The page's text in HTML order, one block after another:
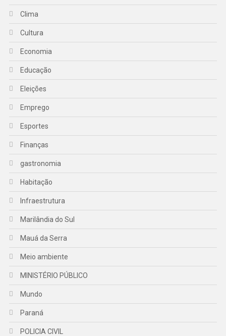
Clima
Cultura
Economia
Educação
Eleições
Emprego
Esportes
Finanças
gastronomia
Habitação
Infraestrutura
Marilândia do Sul
Mauá da Serra
Meio ambiente
MINISTÉRIO PÚBLICO
Mundo
Paraná
POLICIA CIVIL